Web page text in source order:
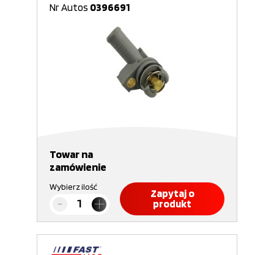
Nr Autos 0396691
Towar na
zamówienie
Wybierz ilość
Zapytaj o
produkt